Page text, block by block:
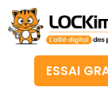
ESSAI